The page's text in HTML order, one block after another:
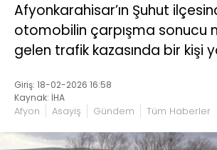
Afyonkarahisar’ın Şuhut
otomobilin çarpışma sonucu
gelen trafik kazasında bir kişi
Giriş: 18-02-2026 16:58
Kaynak: İHA
Afyon Asayiş Gündem Tüm Haberler